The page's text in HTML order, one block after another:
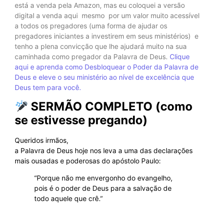
está a venda pela Amazon, mas eu coloquei a versão
digital a venda aqui mesmo por um valor muito acessível
a todos os pregadores (uma forma de ajudar os
pregadores iniciantes a investirem em seus ministérios) e
tenho a plena convicção que lhe ajudará muito na sua
caminhada como pregador da Palavra de Deus. Clique
aqui e aprenda como Desbloquear o Poder da Palavra de
Deus e eleve o seu ministério ao nível de excelência que
Deus tem para você.
SERMÃO COMPLETO (como
se estivesse pregando)
Queridos irmãos,
a Palavra de Deus hoje nos leva a uma das declarações
mais ousadas e poderosas do apóstolo Paulo:
“Porque não me envergonho do evangelho,
pois é o poder de Deus para a salvação de
todo aquele que crê.”